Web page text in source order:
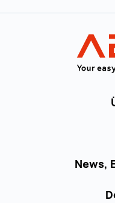
News,